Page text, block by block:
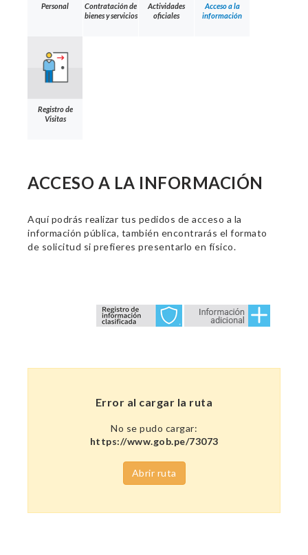
Personal
Contratación de
bienes y servicios
Actividades
oficiales
Acceso a la
información
Registro de
Visitas
ACCESO A LA INFORMACIÓN
Aquí podrás realizar tus pedidos de acceso a la
información pública, también encontrarás el formato
de solicitud si prefieres presentarlo en físico.
Error al cargar la ruta
No se pudo cargar:
https://www.gob.pe/73073
Abrir ruta